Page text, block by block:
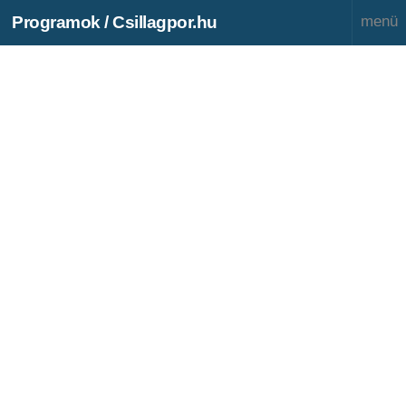
Programok / Csillagpor.hu